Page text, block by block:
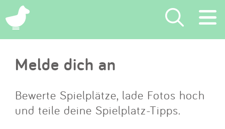
×
Suchen
Eintragen
App
Melde dich an
Bewerte Spielplätze, lade Fotos hoch
und teile deine Spielplatz-Tipps.